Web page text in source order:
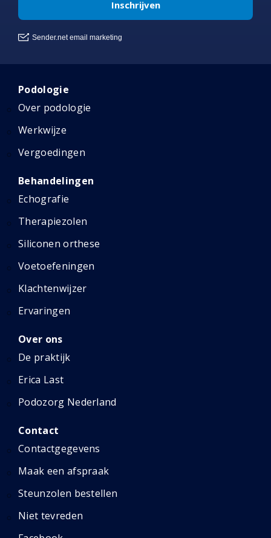
Podologie
Over podologie
Werkwijze
Vergoedingen
Behandelingen
Echografie
Therapiezolen
Siliconen orthese
Voetoefeningen
Klachtenwijzer
Ervaringen
Over ons
De praktijk
Erica Last
Podozorg Nederland
Contact
Contactgegevens
Maak een afspraak
Steunzolen bestellen
Niet tevreden